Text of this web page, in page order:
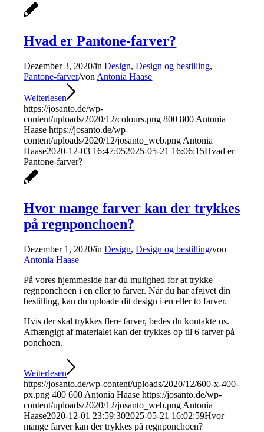
Hvad er Pantone-farver?
Dezember 3, 2020/inDesign,Design og bestilling,
Pantone-farver/von Antonia Haase
Weiterlesen
https://josanto.de/wp-
content/uploads/2020/12/colours.png 800 800 Antonia
Haase https://josanto.de/wp-
content/uploads/2020/12/josanto_web.png Antonia
Haase2020-12-03 16:47:052025-05-21 16:06:15Hvad er
Pantone-farver?
Hvor mange farver kan der trykkes
på regnponchoen?
Dezember 1, 2020/inDesign,Design og bestilling/von
Antonia Haase
På vores hjemmeside har du mulighed for at trykke
regnponchoen i en eller to farver. Når du har afgivet din
bestilling, kan du uploade dit design i en eller to farver.
Hvis der skal trykkes flere farver, bedes du kontakte os.
Afhængigt af materialet kan der trykkes op til 6 farver på
ponchoen.
Weiterlesen
https://josanto.de/wp-content/uploads/2020/12/600-x-400-
px.png 400 600 Antonia Haase https://josanto.de/wp-
content/uploads/2020/12/josanto_web.png Antonia
Haase2020-12-01 23:59:302025-05-21 16:02:59Hvor
mange farver kan der trykkes på regnponchoen?